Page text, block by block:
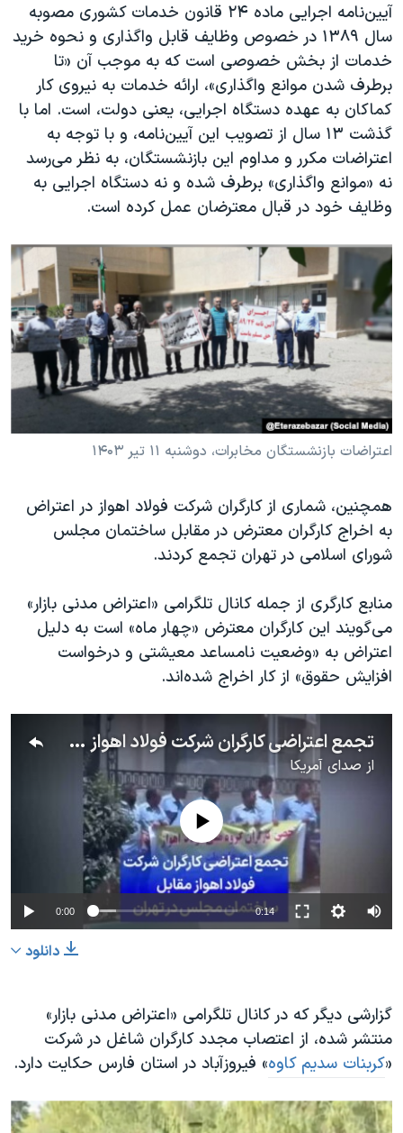
آیین‌نامه اجرایی ماده ۲۴ قانون خدمات کشوری مصوبه
سال ۱۳۸۹ در خصوص وظایف قابل واگذاری و نحوه خرید
خدمات از بخش خصوصی است که به موجب آن «تا
برطرف شدن موانع واگذاری»، ارائه خدمات به نیروی کار
کماکان به عهده دستگاه اجرایی، یعنی دولت، است. اما با
گذشت ۱۳ سال از تصویب این آیین‌نامه، و با توجه به
اعتراضات مکرر و مداوم این بازنشستگان، به نظر می‌رسد
نه «موانع واگذاری» برطرف شده و نه دستگاه اجرایی به
وظایف خود در قبال معترضان عمل کرده است.
اعتراضات بازنشستگان مخابرات، دوشنبه ۱۱ تیر ۱۴۰۳
همچنین، شماری از کارگران شرکت فولاد اهواز در اعتراض
به اخراج کارگران معترض در مقابل ساختمان مجلس
شورای اسلامی در تهران تجمع کردند.
منابع کارگری از جمله کانال تلگرامی «اعتراض مدنی بازار»
می‌گویند این کارگران معترض «چهار ماه» است به دلیل
اعتراض به «وضعیت نامساعد معیشتی و درخواست
افزایش حقوق» از کار اخراج شده‌اند.
تجمع اعتراضی کارگران شرکت فولاد اهواز مقابل ساختمان مجلس در تهران
از صدای آمریکا
No media source currently available
0:00 0:14
دانلود
گزارشی دیگر که در کانال تلگرامی «اعتراض مدنی بازار»
منتشر شده، از اعتصاب مجدد کارگران شاغل در شرکت
«کربنات سدیم کاوه» فیروزآباد در استان فارس حکایت دارد.